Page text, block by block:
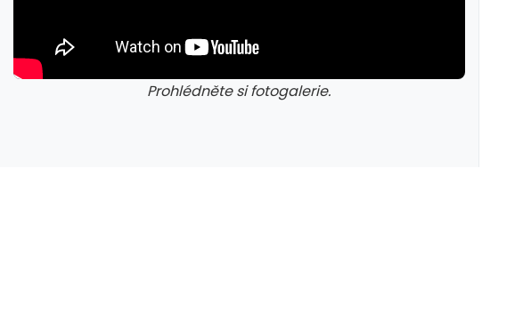
Prohlédněte si fotogalerie.